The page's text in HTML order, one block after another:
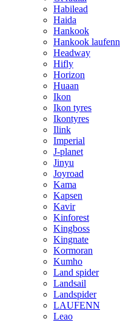
Habilead
Haida
Hankook
Hankook laufenn
Headway
Hifly
Horizon
Huaan
Ikon
Ikon tyres
Ikontyres
Ilink
Imperial
J-planet
Jinyu
Joyroad
Kama
Kapsen
Kavir
Kinforest
Kingboss
Kingnate
Kormoran
Kumho
Land spider
Landsail
Landspider
LAUFENN
Leao